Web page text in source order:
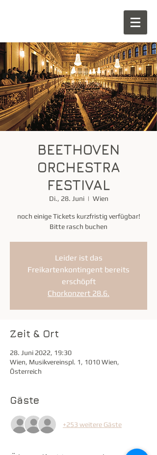
BEETHOVEN
ORCHESTRA
FESTIVAL
Di., 28. Juni
  |
Wien
noch einige Tickets kurzfristig verfügbar!
Bitte rasch buchen
Leider ist das
Freikartenkontingent bereits
erschöpft
Chorkonzert 28.6.
Zeit & Ort
28. Juni 2022, 19:30
Wien, Musikvereinspl. 1, 1010 Wien,
Österreich
Gäste
+253 weitere Gäste